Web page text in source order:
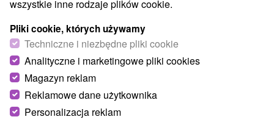
Chata Martin Pikovce Abrahámovce
wszystkie inne rodzaje plików cookie.
Pliki cookie, których używamy
Techniczne i niezbędne pliki cookie
Analityczne i marketingowe pliki cookies
Magazyn reklam
Reklamowe dane użytkownika
Personalizacja reklam